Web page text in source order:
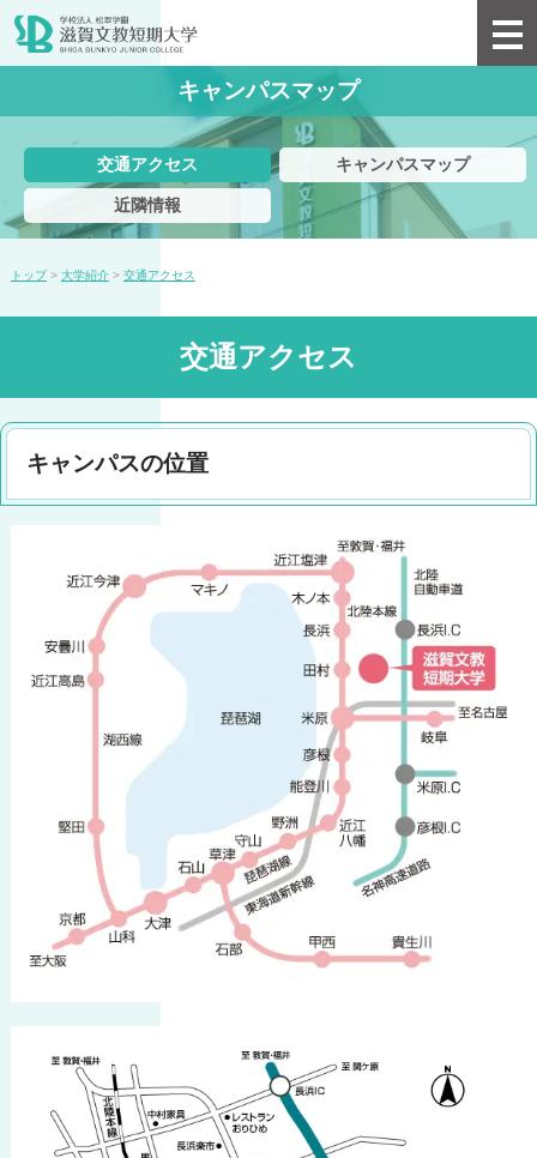
キャンパスマップ
交通アクセス キャンパスマップ
近隣情報
トップ > 大学紹介 > 交通アクセス
交通アクセス
キャンパスの位置